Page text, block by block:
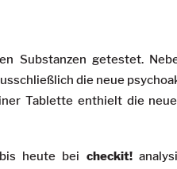
Substanzen getestet.
die neue
Tablette enthielt die
heute bei checkit!